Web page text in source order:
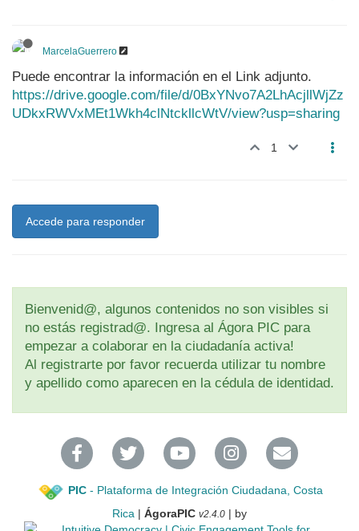
MarcelaGuerrero
Puede encontrar la información en el Link adjunto.
https://drive.google.com/file/d/0BxYNvo7A2LhAcjllWjZz
UDkxRWVxMEt1Wkh4clNtckllcWtV/view?usp=sharing
1
Accede para responder
Bienvenid@, algunos contenidos no son visibles si
no estás registrad@. Ingresa al Ágora PIC para
empezar a colaborar en la ciudadanía activa!
Al registrarte por favor recuerda utilizar tu nombre
y apellido como aparecen en la cédula de identidad.
PIC- Plataforma de Integración Ciudadana, Costa
Rica | ÁgoraPIC v2.4.0 | by